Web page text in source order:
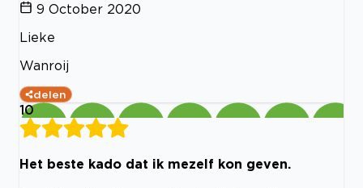
9 October 2020
Lieke
Wanroij
delen
10
Het beste kado dat ik mezelf kon geven.